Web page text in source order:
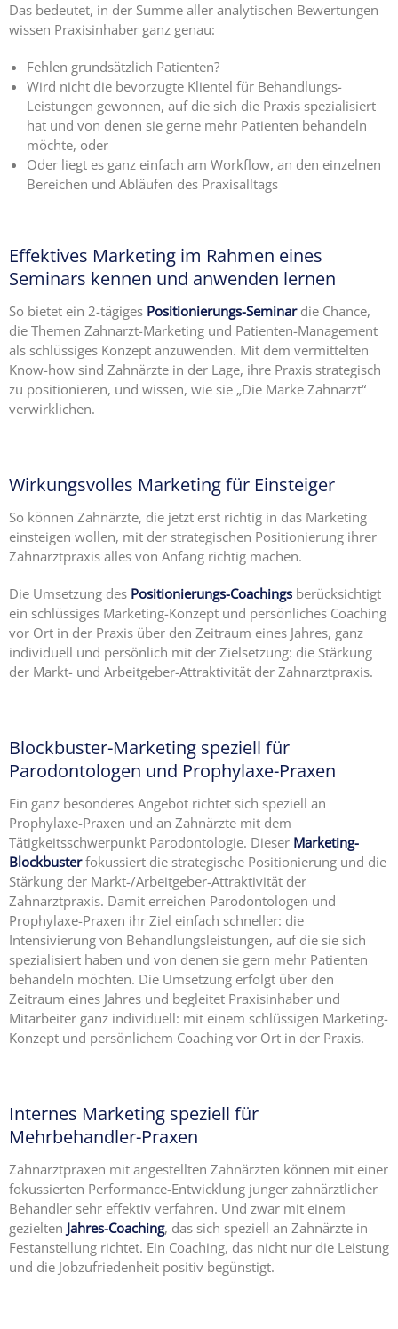
Das bedeutet, in der Summe aller analytischen Bewertungen
wissen Praxisinhaber ganz genau:
Fehlen grundsätzlich Patienten?
Wird nicht die bevorzugte Klientel für Behandlungs-
Leistungen gewonnen, auf die sich die Praxis spezialisiert
hat und von denen sie gerne mehr Patienten behandeln
möchte, oder
Oder liegt es ganz einfach am Workflow, an den einzelnen
Bereichen und Abläufen des Praxisalltags
Effektives Marketing im Rahmen eines
Seminars kennen und anwenden lernen
So bietet ein 2-tägiges Positionierungs-Seminardie Chance,
die Themen Zahnarzt-Marketing und Patienten-Management
als schlüssiges Konzept anzuwenden. Mit dem vermittelten
Know-how sind Zahnärzte in der Lage, ihre Praxis strategisch
zu positionieren, und wissen, wie sie „Die Marke Zahnarzt“
verwirklichen.
Wirkungsvolles Marketing für Einsteiger
So können Zahnärzte, die jetzt erst richtig in das Marketing
einsteigen wollen, mit der strategischen Positionierung ihrer
Zahnarztpraxis alles von Anfang richtig machen.
Die Umsetzung des Positionierungs-Coachings berücksichtigt
ein schlüssiges Marketing-Konzept und persönliches Coaching
vor Ort in der Praxis über den Zeitraum eines Jahres, ganz
individuell und persönlich mit der Zielsetzung: die Stärkung
der Markt- und Arbeitgeber-Attraktivität der Zahnarztpraxis.
Blockbuster-Marketing speziell für
Parodontologen und Prophylaxe-Praxen
Ein ganz besonderes Angebot richtet sich speziell an
Prophylaxe-Praxen und an Zahnärzte mit dem
Tätigkeitsschwerpunkt Parodontologie. Dieser Marketing-
Blockbusterfokussiert die strategische Positionierung und die
Stärkung der Markt-/Arbeitgeber-Attraktivität der
Zahnarztpraxis. Damit erreichen Parodontologen und
Prophylaxe-Praxen ihr Ziel einfach schneller: die
Intensivierung von Behandlungsleistungen, auf die sie sich
spezialisiert haben und von denen sie gern mehr Patienten
behandeln möchten. Die Umsetzung erfolgt über den
Zeitraum eines Jahres und begleitet Praxisinhaber und
Mitarbeiter ganz individuell: mit einem schlüssigen Marketing-
Konzept und persönlichem Coaching vor Ort in der Praxis.
Internes Marketing speziell für
Mehrbehandler-Praxen
Zahnarztpraxen mit angestellten Zahnärzten können mit einer
fokussierten Performance-Entwicklung junger zahnärztlicher
Behandler sehr effektiv verfahren. Und zwar mit einem
gezielten Jahres-Coaching, das sich speziell an Zahnärzte in
Festanstellung richtet. Ein Coaching, das nicht nur die Leistung
und die Jobzufriedenheit positiv begünstigt.